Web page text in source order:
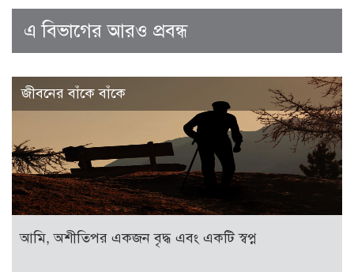
এ বিভাগের আরও প্রবন্ধ
জীবনের বাঁকে বাঁকে
আমি, অশীতিপর একজন বৃদ্ধ এবং একটি স্বপ্ন